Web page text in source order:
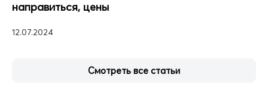
направиться, цены
12.07.2024
Смотреть все статьи